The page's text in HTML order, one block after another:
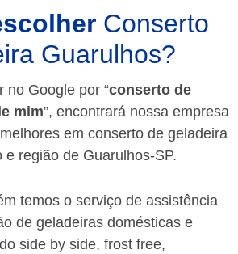
Conserto
Guarulhos?
no Google por “conserto de
mim”, encontrará nossa empresa
em conserto de geladeira
e região de Guarulhos-SP.
temos o serviço de assistência
de geladeiras domésticas e
side by side, frost free,